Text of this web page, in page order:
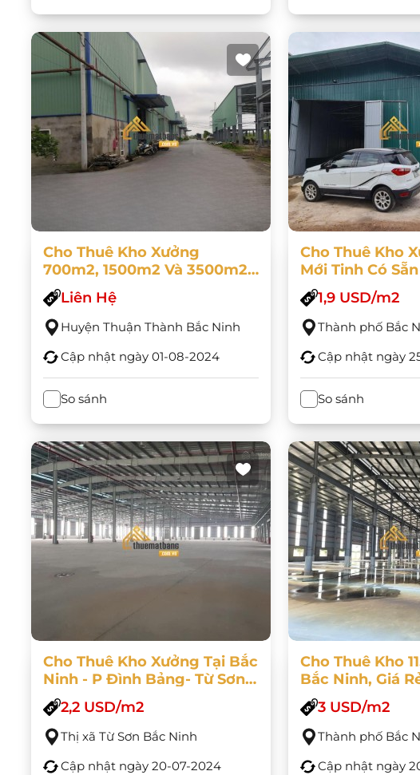
Cho Thuê Kho Xưởng
700m2, 1500m2 Và 3500m2
Thuận Thành - Bắc Ninh
Liên Hệ
Huyện Thuận Thành Bắc Ninh
Cập nhật ngày 01-08-2024
So sánh
Cho Thuê Kho
Mới Tinh Có
2 Tầng Gần
1,9 USD/m2
Thành phố Bắc
Cập nhật ngày
So sánh
Cho Thuê Kho Xưởng Tại Bắc
Ninh - P Đình Bảng- Từ Sơn-
Bắc Ninh
2,2 USD/m2
Thị xã Từ Sơn Bắc Ninh
Cập nhật ngày 20-07-2024
Cho Thuê Kho
Bắc Ninh, Giá
Vực
3 USD/m2
Thành phố Bắc
Cập nhật ngày